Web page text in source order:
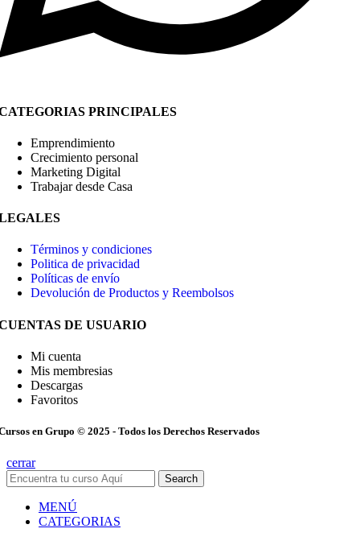
PRINCIPALES
Emprendimiento
Crecimiento personal
Marketing Digital
Trabajar desde Casa
Términos y condiciones
Politica de privacidad
Políticas de envío
Devolución de Productos y Reembolsos
DE USUARIO
Mi cuenta
Mis membresias
Descargas
Favoritos
en Grupo © 2025 - Todos los Derechos Reservados
cerrar
Search
MENÚ
CATEGORIAS